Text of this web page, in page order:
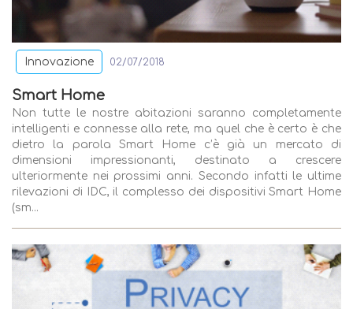
Innovazione 02/07/2018
Smart Home
Non tutte le nostre abitazioni saranno completamente
intelligenti e connesse alla rete, ma quel che è certo è che
dietro la parola Smart Home c’è già un mercato di
dimensioni impressionanti, destinato a crescere
ulteriormente nei prossimi anni. Secondo infatti le ultime
rilevazioni di IDC, il complesso dei dispositivi Smart Home
(sm...